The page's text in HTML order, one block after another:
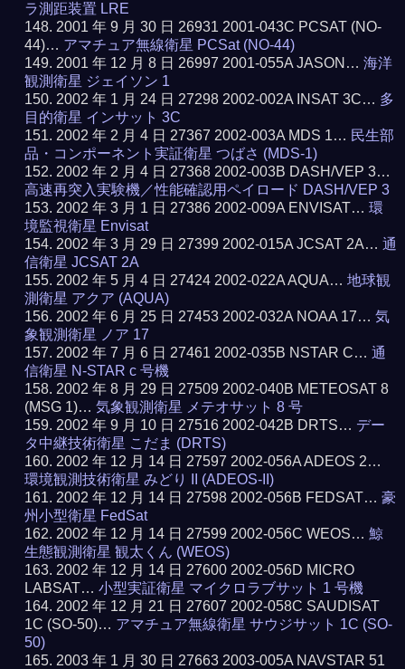
ラ測距装置 LRE
2001 年 9 月 30 日 26931 2001-043C PCSAT (NO-
44)… アマチュア無線衛星 PCSat (NO-44)
2001 年 12 月 8 日 26997 2001-055A JASON…海洋
観測衛星 ジェイソン 1
2002 年 1 月 24 日 27298 2002-002A INSAT 3C… 多
目的衛星 インサット 3C
2002 年 2 月 4 日 27367 2002-003A MDS 1… 民生部
品・コンポーネント実証衛星 つばさ (MDS-1)
2002 年 2 月 4 日 27368 2002-003B DASH/VEP 3…
高速再突入実験機／性能確認用ペイロード DASH/VEP 3
2002 年 3 月 1 日 27386 2002-009A ENVISAT…環
境監視衛星 Envisat
2002 年 3 月 29 日 27399 2002-015A JCSAT 2A…通
信衛星 JCSAT 2A
2002 年 5 月 4 日 27424 2002-022A AQUA…地球観
測衛星 アクア (AQUA)
2002 年 6 月 25 日 27453 2002-032A NOAA 17…気
象観測衛星 ノア 17
2002 年 7 月 6 日 27461 2002-035B NSTAR C…通
信衛星 N-STAR c 号機
2002 年 8 月 29 日 27509 2002-040B METEOSAT 8
(MSG 1)…気象観測衛星 メテオサット 8 号
2002 年 9 月 10 日 27516 2002-042B DRTS… デー
タ中継技術衛星 こだま (DRTS)
2002 年 12 月 14 日 27597 2002-056A ADEOS 2…
環境観測技術衛星 みどり II (ADEOS-II)
2002 年 12 月 14 日 27598 2002-056B FEDSAT…豪
州小型衛星 FedSat
2002 年 12 月 14 日 27599 2002-056C WEOS…鯨
生態観測衛星 観太くん (WEOS)
2002 年 12 月 14 日 27600 2002-056D MICRO
LABSAT…小型実証衛星 マイクロラブサット 1 号機
2002 年 12 月 21 日 27607 2002-058C SAUDISAT
1C (SO-50)… アマチュア無線衛星 サウジサット 1C (SO-
50)
2003 年 1 月 30 日 27663 2003-005A NAVSTAR 51